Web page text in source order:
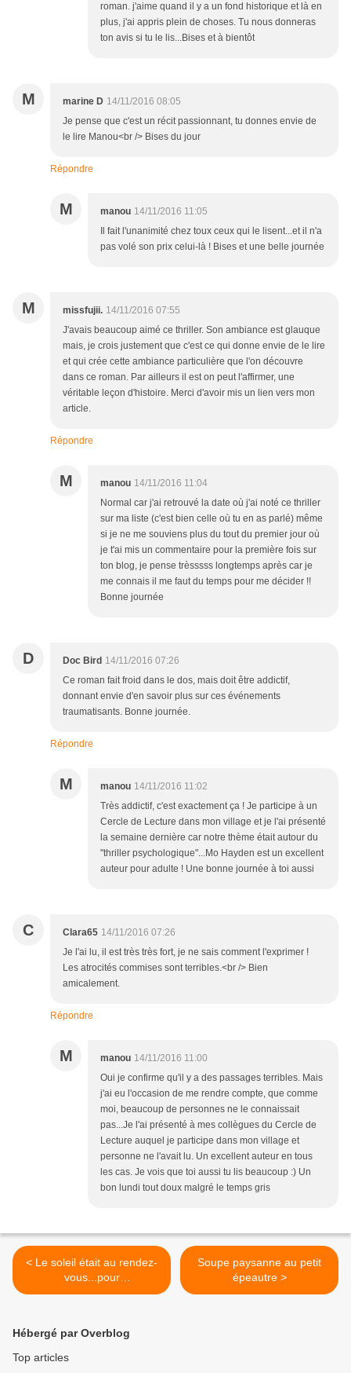
roman. j'aime quand il y a un fond historique et là en
plus, j'ai appris plein de choses. Tu nous donneras
ton avis si tu le lis...Bises et à bientôt
M marine D 14/11/2016 08:05
Je pense que c'est un récit passionnant, tu donnes envie de
le lire Manou<br /> Bises du jour
Répondre
M manou 14/11/2016 11:05
Il fait l'unanimité chez toux ceux qui le lisent...et il n'a
pas volé son prix celui-là ! Bises et une belle journée
M missfujii. 14/11/2016 07:55
J'avais beaucoup aimé ce thriller. Son ambiance est glauque
mais, je crois justement que c'est ce qui donne envie de le lire
et qui crée cette ambiance particulière que l'on découvre
dans ce roman. Par ailleurs il est on peut l'affirmer, une
véritable leçon d'histoire. Merci d'avoir mis un lien vers mon
article.
Répondre
M manou 14/11/2016 11:04
Normal car j'ai retrouvé la date où j'ai noté ce thriller
sur ma liste (c'est bien celle où tu en as parlé) même
si je ne me souviens plus du tout du premier jour où
je t'ai mis un commentaire pour la première fois sur
ton blog, je pense trèsssss longtemps après car je
me connais il me faut du temps pour me décider !!
Bonne journée
D Doc Bird 14/11/2016 07:26
Ce roman fait froid dans le dos, mais doit être addictif,
donnant envie d'en savoir plus sur ces événements
traumatisants. Bonne journée.
Répondre
M manou 14/11/2016 11:02
Très addictif, c'est exactement ça ! Je participe à un
Cercle de Lecture dans mon village et je l'ai présenté
la semaine dernière car notre thème était autour du
"thriller psychologique"...Mo Hayden est un excellent
auteur pour adulte ! Une bonne journée à toi aussi
C Clara65 14/11/2016 07:26
Je l'ai lu, il est très très fort, je ne sais comment l'exprimer !
Les atrocités commises sont terribles.<br /> Bien
amicalement.
Répondre
M manou 14/11/2016 11:00
Oui je confirme qu'il y a des passages terribles. Mais
j'ai eu l'occasion de me rendre compte, que comme
moi, beaucoup de personnes ne le connaissait
pas...Je l'ai présenté à mes collègues du Cercle de
Lecture auquel je participe dans mon village et
personne ne l'avait lu. Un excellent auteur en tous
les cas. Je vois que toi aussi tu lis beaucoup :) Un
bon lundi tout doux malgré le temps gris
< Le soleil était au rendez-
vous...pour
#photodimanche
Soupe paysanne au petit
épeautre >
Hébergé par Overblog
Top articles